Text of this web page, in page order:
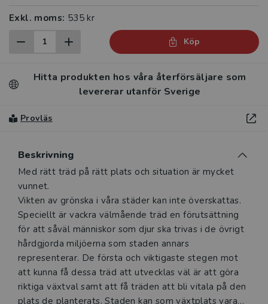
Exkl. moms: 535 kr
Köp
Hitta produkten hos våra återförsäljare som
levererar utanför Sverige
Provläs
Beskrivning
Beskrivning
Med rätt träd på rätt plats och situation är mycket
vunnet.
Vikten av grönska i våra städer kan inte överskattas.
Speciellt är vackra välmående träd en förutsättning
för att såväl människor som djur ska trivas i de övrigt
hårdgjorda miljöerna som staden annars
representerar. De första och viktigaste stegen mot
att kunna få dessa träd att utvecklas väl är att göra
riktiga växtval samt att få träden att bli vitala på den
plats de planterats. Staden kan som växtplats vara